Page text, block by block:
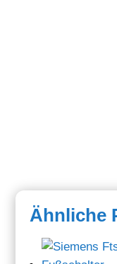
Ähnliche